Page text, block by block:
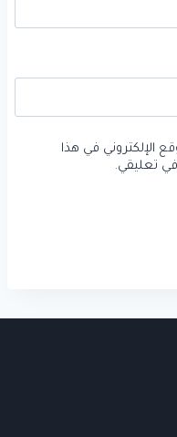
الإلكتروني في هذا
تعليقي.